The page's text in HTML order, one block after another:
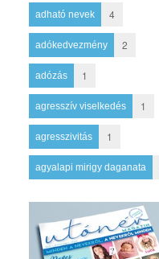
adható nevek 4
adókedvezmény 2
adózás 1
agresszív viselkedés 1
agresszivitás 1
agyalapi mirigy daganata